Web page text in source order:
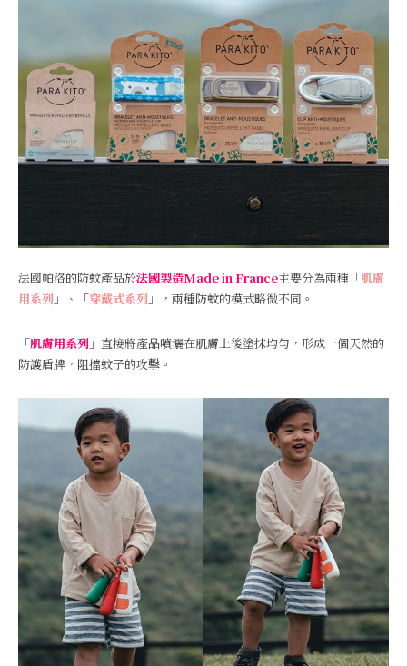
法國帕洛的防蚊產品於法國製造Made in France主要分為兩種「肌膚
用系列 」、「穿戴式系列 」，兩種防蚊的模式略微不同。
「肌膚用系列 」直接將產品噴灑在肌膚上後塗抹均勻，形成一個天然的
防護盾牌，阻擋蚊子的攻擊。